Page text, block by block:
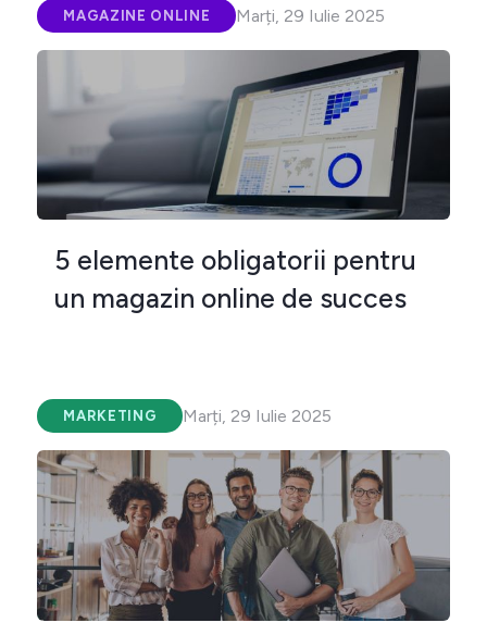
MAGAZINE ONLINE Marți, 29 Iulie 2025
5 elemente obligatorii pentru
un magazin online de succes
MARKETING Marți, 29 Iulie 2025